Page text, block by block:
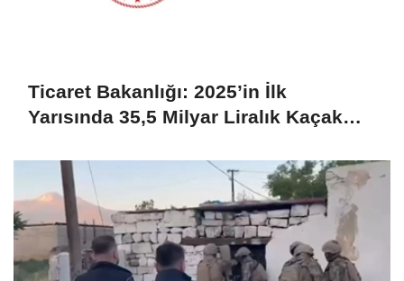
Ticaret Bakanlığı: 2025’in İlk
Yarısında 35,5 Milyar Liralık Kaçak